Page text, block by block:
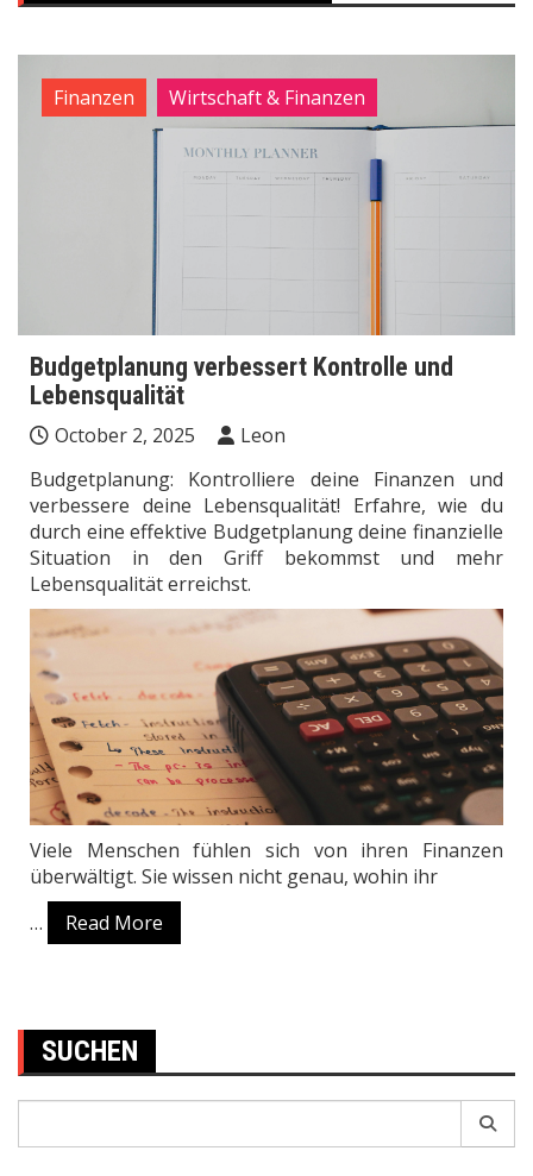
Finanzen Wirtschaft & Finanzen
Budgetplanung verbessert Kontrolle und
Lebensqualität
October 2, 2025
Leon
Budgetplanung: Kontrolliere deine Finanzen und
verbessere deine Lebensqualität! Erfahre, wie du
durch eine effektive Budgetplanung deine finanzielle
Situation in den Griff bekommst und mehr
Lebensqualität erreichst.
Viele Menschen fühlen sich von ihren Finanzen
überwältigt. Sie wissen nicht genau, wohin ihr
…
Read More
SUCHEN